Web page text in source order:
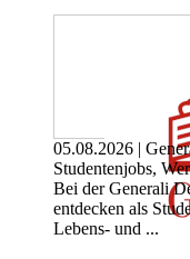
05.08.2026 |
Studentenjobs,
Bei der Generali
entdecken als
Lebens- und ...